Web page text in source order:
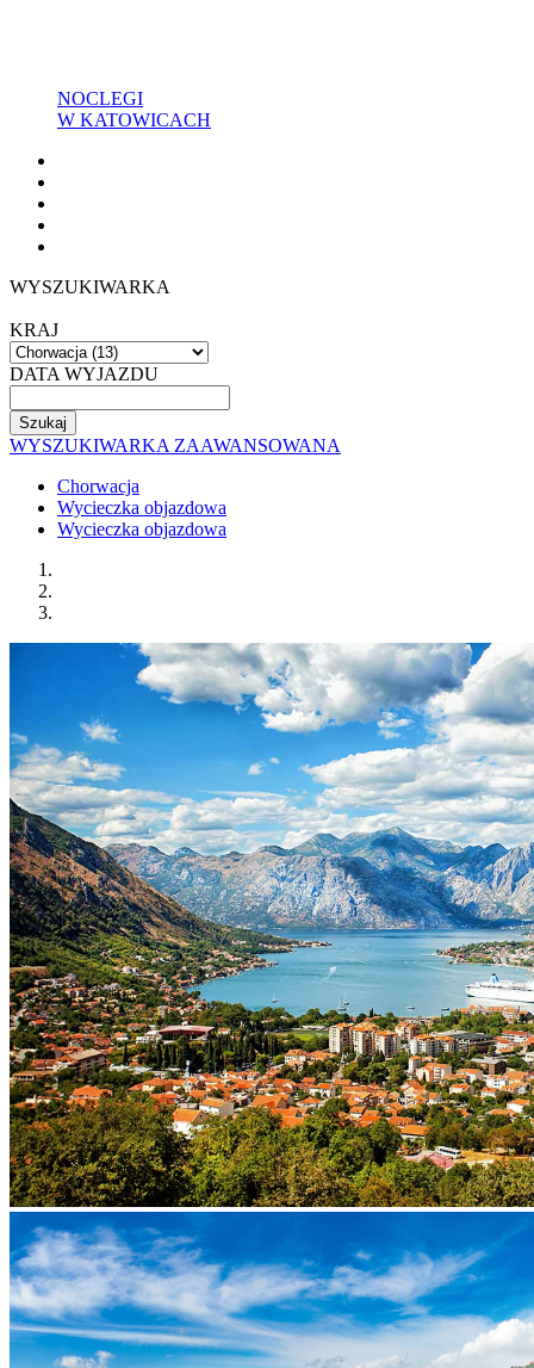
NOCLEGI
W KATOWICACH
WYSZUKIWARKA
KRAJ
DATA WYJAZDU
WYSZUKIWARKA ZAAWANSOWANA
Chorwacja
Wycieczka objazdowa
Wycieczka objazdowa